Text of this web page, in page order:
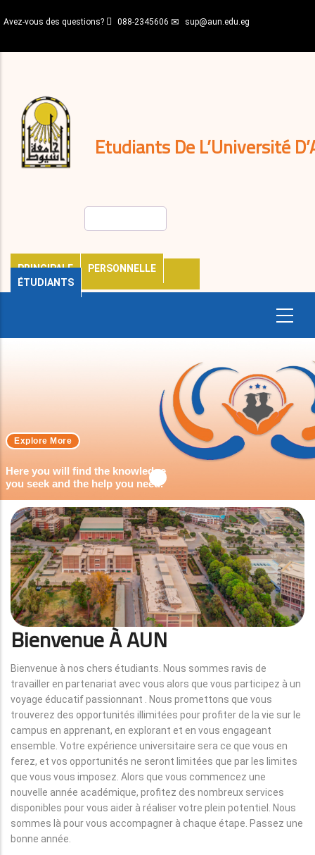
au
principal
Avez-vous des questions? 088-2345606 sup@aun.edu.eg
Etudiants De L’Université
PRINCIPALE
PERSONNELLE
ÉTUDIANTS
décisions
Expatriés
Journal
Here you will find the knowledge
you seek and the help you need.
Explore More
Bienvenue À AUN
Bienvenue à nos chers étudiants. Nous sommes ravis de
travailler en partenariat avec vous alors que vous participez à un
voyage éducatif passionnant . Nous promettons que vous
trouverez des opportunités illimitées pour profiter de la vie sur le
campus en apprenant, en explorant et en vous engageant
ensemble. Votre expérience universitaire sera ce que vous en
ferez, et vos opportunités ne seront limitées que par les limites
que vous vous imposez. Alors que vous commencez une
nouvelle année académique, profitez des nombreux services
disponibles pour vous aider à réaliser votre plein potentiel. Nous
sommes là pour vous accompagner à chaque étape. Passez une
bonne année.